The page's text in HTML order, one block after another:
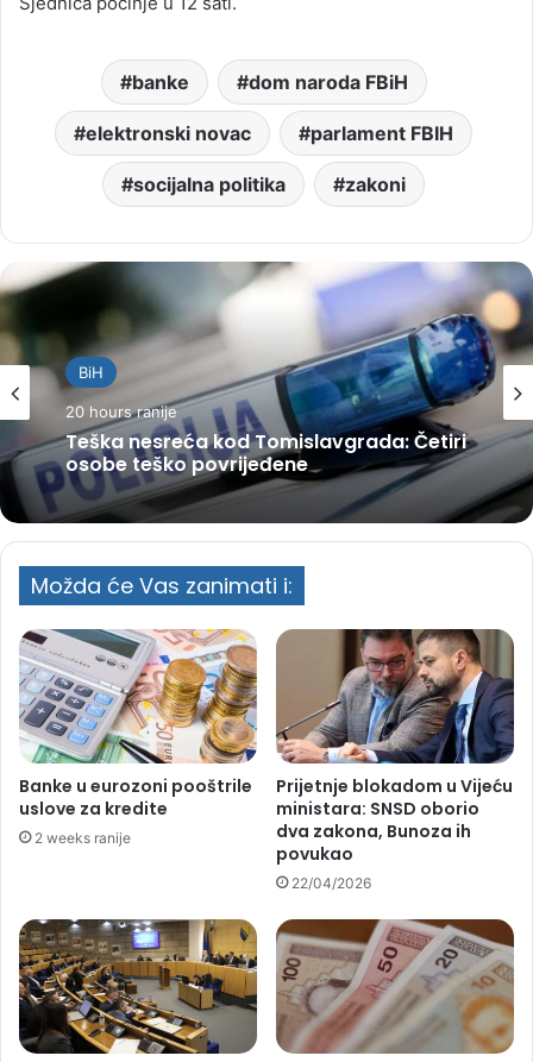
banke dom naroda FBiH
elektronski novac parlament FBIH
socijalna politika zakoni
BiH
20 hours ranije
Teška nesreća kod Tomislavgrada: Četiri
osobe teško povrijeđene
Možda će Vas zanimati i:
Banke u eurozoni pooštrile
uslove za kredite
2 weeks ranije
Prijetnje blokadom u Vijeću
ministara: SNSD oborio
dva zakona, Bunoza ih
povukao
22/04/2026